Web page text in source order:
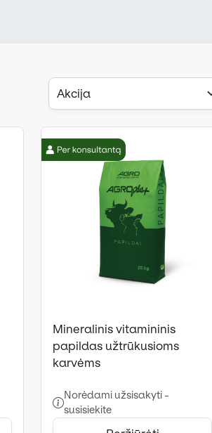
Akcija
Mineralinis vitamininis
papildas užtrūkusioms
karvėms
Norėdami užsisakyti -
susisiekite